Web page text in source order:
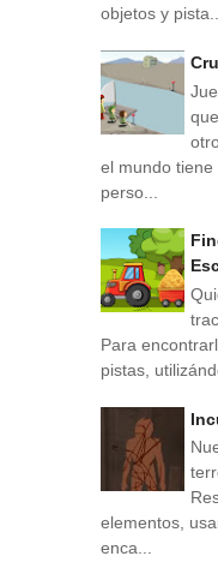
objetos y
el mundo
perso...
Para
pistas,
elementos,
enca...